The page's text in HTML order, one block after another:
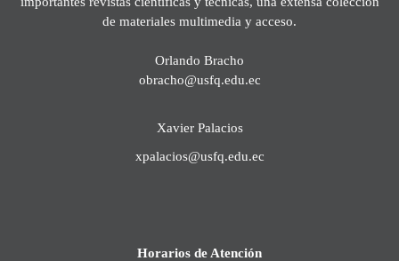
de materiales multimedia y acceso.
Orlando Bracho
obracho@usfq.edu.ec
Xavier Palacios
xpalacios@usfq.edu.ec
Horarios de Atención